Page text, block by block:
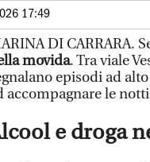
17:49
DI CARRARA.
movida. Tra viale
episodi ad
accompagnare le
e droga